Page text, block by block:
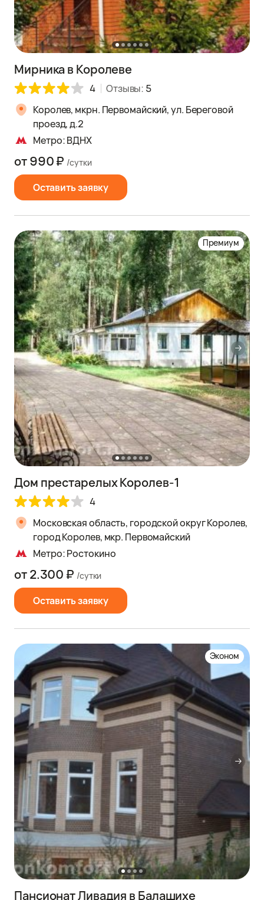
Мирника в Королеве
4 Отзывы: 5
Королев, мкрн. Первомайский, ул. Береговой
проезд, д.2
Метро: ВДНХ
Оставить заявку
от 990 ₽ /сутки
Премиум
Дом престарелых Королев-1
4
Московская область, городской округ Королев,
город Королев, мкр. Первомайский
Метро: Ростокино
Оставить заявку
от 2.300 ₽ /сутки
Эконом
Пансионат Ливадия в Балашихе